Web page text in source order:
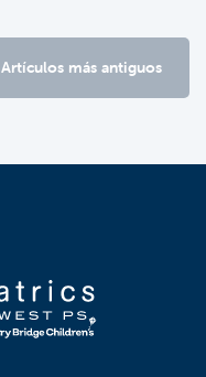
Artículos más antiguos